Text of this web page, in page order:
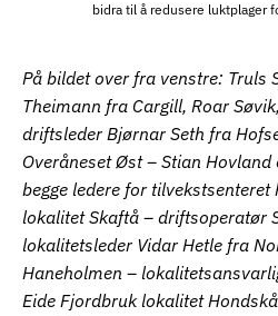
bidra til å redusere luktplager
På bildet over fra venstre: Truls
Theimann fra Cargill, Roar
driftsleder Bjørnar Seth fra
Overåneset Øst – Stian Hovland
begge ledere for
lokalitet Skaftå – driftsoperatør
lokalitetsleder Vidar Hetle fra
Haneholmen –
Eide Fjordbruk lokalitet